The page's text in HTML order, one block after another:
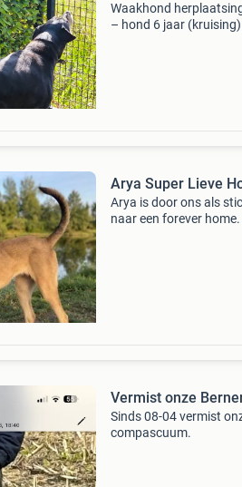
Waakhond
– hond 6 jaar
Arya Super Lieve
Arya is door ons als
naar een forever
Vermist onze
Sinds 08-04 vermist
compascuum.